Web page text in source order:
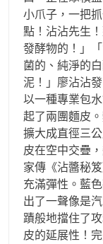
小爪子，一把
點！沾沾先生
發酵物的！」
菌的、純淨的
泥！」廖沾沾
以一種專業包
起了兩團麵皮
擴大成直徑三
皮在空中交疊
家傳《沾醬秘
充滿彈性。藍
出了一聲像是
蹟般地擋住了
皮的延展性！